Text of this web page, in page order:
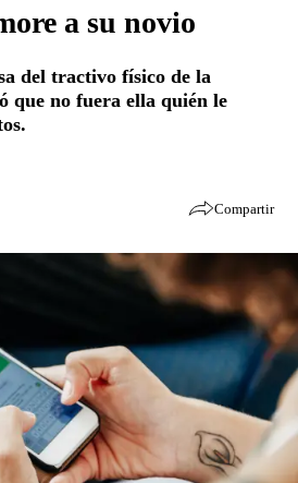
a su novio
del tractivo físico de la
que no fuera ella quién le
Compartir